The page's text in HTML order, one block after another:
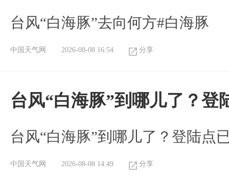
台风“白海豚”去向何方#白海豚
中国天气网 2026-08-08 16:54 分享
台风“白海豚”到哪儿了？登
台风“白海豚”到哪儿了？登陆点
中国天气网 2026-08-08 14:49 分享